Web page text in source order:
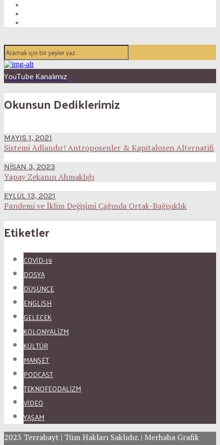
YouTube Kanalımız
Okunsun Dediklerimiz
MAYIS 1, 2021
Sistemi Adlandır! Antroposenler & Kapitalosen Alternatifi
NISAN 3, 2023
Yapay Zekanın Ahmaklığı
EYLÜL 13, 2021
Pandemi ve İklim Değişimi Çağında Ortak-Bağışıklık
Etiketler
COVID-19
DOSYA
DÜŞÜNCE
ENGLISH
GELECEK
KOLONYALİZM
KÜLTÜR
MANŞET
PODCAST
TEKNOFEODALİZM
VİDEO
YAŞAM
2023 Terrabayt | Tüm Hakları Saklıdır. | Merhaba Grafik